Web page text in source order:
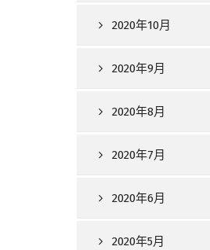
2020年10月
2020年9月
2020年8月
2020年7月
2020年6月
2020年5月